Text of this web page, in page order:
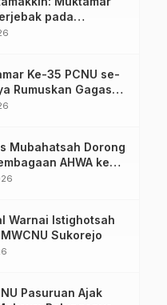
pada
Ketua Umum
Ke-35 PCNU se-
Rumuskan Gagasan
NU Menuju
Mubahatsah Dorong
AHWA ke
Mendatang
Warnai Istighotsah
Sukorejo